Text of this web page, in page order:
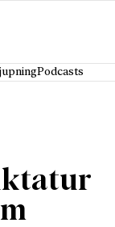
Podcasts